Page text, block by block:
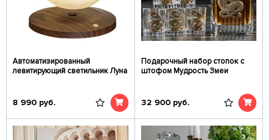
Автоматизированный
левитирующий светильник Луна
8 990 руб.
Подарочный набор стопок c
штофом Мудрость Змеи
32 900 руб.